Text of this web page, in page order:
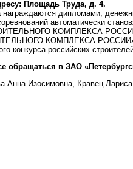
Площадь Труда, д. 4.
награждаются дипломами,
автоматически
КОМПЛЕКСА
КОМПЛЕКСА
конкурса российских
обращаться в ЗАО
Анна Изосимовна, Кравец Лариса